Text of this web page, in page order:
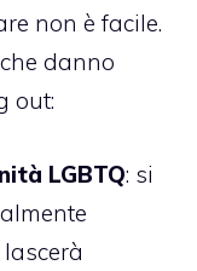
non è facile.
danno
out:
LGBTQ: si